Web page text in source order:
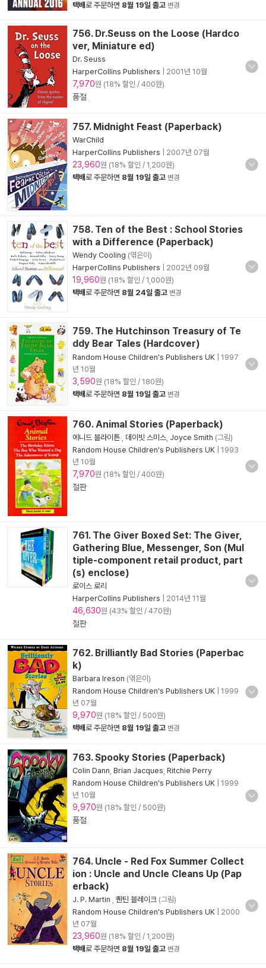
택배로 주문하면 8월 19일 출고 변경
756. Dr.Seuss on the Loose (Hardco
ver, Miniature ed)
Dr. Seuss
HarperCollins Publishers
2001년 10월
7,970원 (18% 할인 / 400원)
품절
757. Midnight Feast (Paperback)
WarChild
HarperCollins Publishers
2007년 07월
23,960원 (18% 할인 / 1,200원)
택배로 주문하면 8월 19일 출고 변경
758. Ten of the Best : School Stories
with a Difference (Paperback)
Wendy Cooling (엮은이)
HarperCollins Publishers
2002년 09월
19,960원 (18% 할인 / 1,000원)
택배로 주문하면 8월 24일 출고 변경
759. The Hutchinson Treasury of Te
ddy Bear Tales (Hardcover)
Random House Children's Publishers UK
1997
년 10월
3,590원 (18% 할인 / 180원)
택배로 주문하면 8월 19일 출고 변경
760. Animal Stories (Paperback)
에니드 블라이튼 데이빗 스미스 Joyce Smith (그림)
Random House Children's Publishers UK
1993
년 10월
7,970원 (18% 할인 / 400원)
절판
761. The Giver Boxed Set: The Giver,
Gathering Blue, Messenger, Son (Mul
tiple-component retail product, part
(s) enclose)
로이스 로리
HarperCollins Publishers
2014년 11월
46,630원 (43% 할인 / 470원)
절판
762. Brilliantly Bad Stories (Paperbac
k)
Barbara Ireson (엮은이)
Random House Children's Publishers UK
1999
년 07월
9,970원 (18% 할인 / 500원)
택배로 주문하면 8월 19일 출고 변경
763. Spooky Stories (Paperback)
Colin Dann Brian Jacques Ritchie Perry
Random House Children's Publishers UK
1999
년 10월
9,970원 (18% 할인 / 500원)
품절
764. Uncle - Red Fox Summer Collect
ion : Uncle and Uncle Cleans Up (Pap
erback)
J. P. Martin 퀜틴 블레이크 (그림)
Random House Children's Publishers UK
2000
년 07월
23,960원 (18% 할인 / 1,200원)
택배로 주문하면 8월 19일 출고 변경